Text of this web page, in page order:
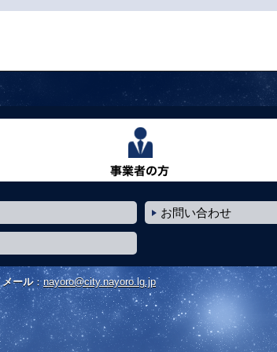
お問い合わせ
メール：nayoro@city.nayoro.lg.jp